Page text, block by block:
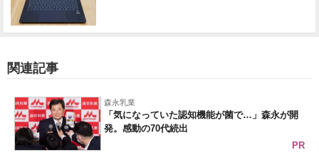
関連記事
森永乳業
「気になっていた認知機能が菌で…」森永が開
発。感動の70代続出
PR